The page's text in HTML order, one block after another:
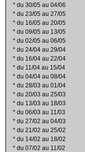
* du 30/05 au 04/06
* du 23/05 au 27/05
* du 16/05 au 20/05
* du 09/05 au 13/05
* du 02/05 au 06/05
* du 24/04 au 29/04
* du 16/04 au 22/04
* du 11/04 au 15/04
* du 04/04 au 08/04
* du 28/03 au 01/04
* du 20/03 au 25/03
* du 13/03 au 18/03
* du 06/03 au 11/03
* du 27/02 au 04/03
* du 21/02 au 25/02
* du 14/02 au 18/02
* du 07/02 au 11/02